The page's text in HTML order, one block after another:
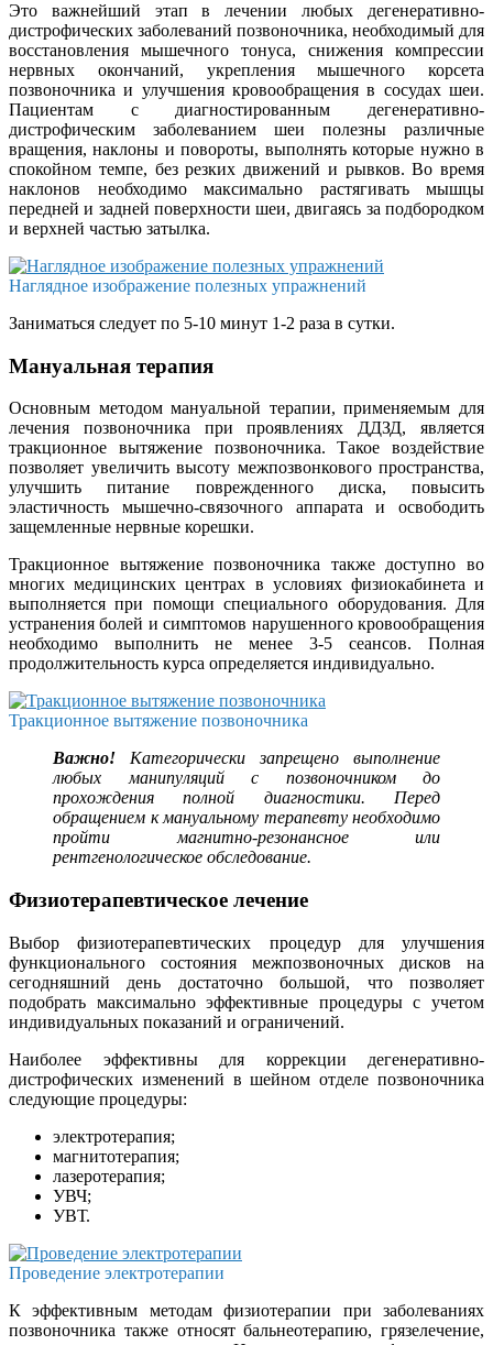
Это важнейший этап в лечении любых дегенеративно-
дистрофических заболеваний позвоночника, необходимый для
восстановления мышечного тонуса, снижения компрессии
нервных окончаний, укрепления мышечного корсета
позвоночника и улучшения кровообращения в сосудах шеи.
Пациентам с диагностированным дегенеративно-
дистрофическим заболеванием шеи полезны различные
вращения, наклоны и повороты, выполнять которые нужно в
спокойном темпе, без резких движений и рывков. Во время
наклонов необходимо максимально растягивать мышцы
передней и задней поверхности шеи, двигаясь за подбородком
и верхней частью затылка.
Наглядное изображение полезных упражнений
Заниматься следует по 5-10 минут 1-2 раза в сутки.
Мануальная терапия
Основным методом мануальной терапии, применяемым для
лечения позвоночника при проявлениях ДДЗД, является
тракционное вытяжение позвоночника. Такое воздействие
позволяет увеличить высоту межпозвонкового пространства,
улучшить питание поврежденного диска, повысить
эластичность мышечно-связочного аппарата и освободить
защемленные нервные корешки.
Тракционное вытяжение позвоночника также доступно во
многих медицинских центрах в условиях физиокабинета и
выполняется при помощи специального оборудования. Для
устранения болей и симптомов нарушенного кровообращения
необходимо выполнить не менее 3-5 сеансов. Полная
продолжительность курса определяется индивидуально.
Тракционное вытяжение позвоночника
Важно! Категорически запрещено выполнение
любых манипуляций с позвоночником до
прохождения полной диагностики. Перед
обращением к мануальному терапевту необходимо
пройти магнитно-резонансное или
рентгенологическое обследование.
Физиотерапевтическое лечение
Выбор физиотерапевтических процедур для улучшения
функционального состояния межпозвоночных дисков на
сегодняшний день достаточно большой, что позволяет
подобрать максимально эффективные процедуры с учетом
индивидуальных показаний и ограничений.
Наиболее эффективны для коррекции дегенеративно-
дистрофических изменений в шейном отделе позвоночника
следующие процедуры:
электротерапия;
магнитотерапия;
лазеротерапия;
УВЧ;
УВТ.
Проведение электротерапии
К эффективным методам физиотерапии при заболеваниях
позвоночника также относят бальнеотерапию, грязелечение,